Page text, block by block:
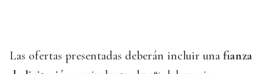
Las ofertas presentadas deberán incluir una fianza